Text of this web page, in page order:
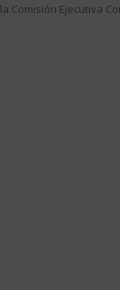
la Comisión Ejecutiva